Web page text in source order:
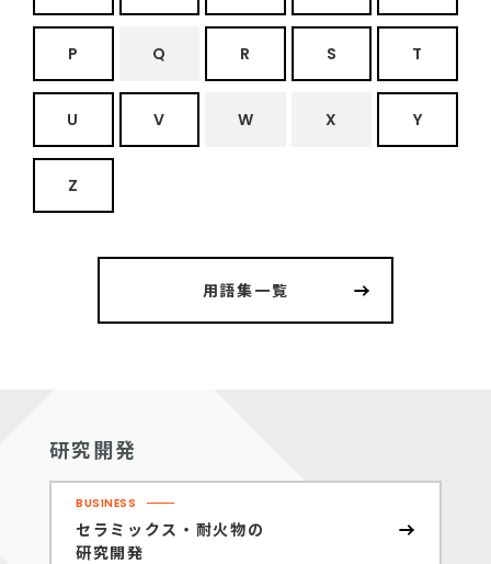
P Q R S T
U V W X Y
Z
用語集一覧
研究開発
BUSINESS
セラミックス・耐火物の
研究開発